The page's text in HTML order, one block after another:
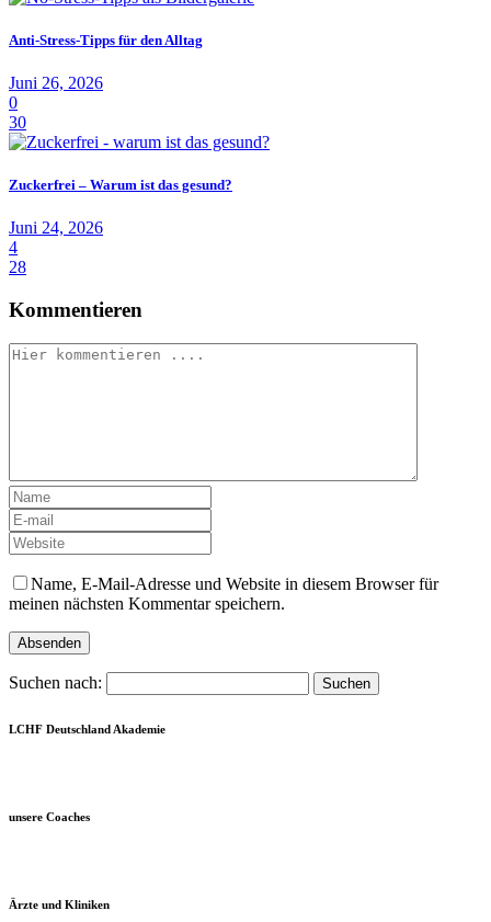
Anti-Stress-Tipps für den Alltag
Juni 26, 2026
0
30
Zuckerfrei – Warum ist das gesund?
Juni 24, 2026
4
28
Kommentieren
Name, E-Mail-Adresse und Website in diesem Browser für
meinen nächsten Kommentar speichern.
Suchen nach:
LCHF Deutschland Akademie
unsere Coaches
Ärzte und Kliniken